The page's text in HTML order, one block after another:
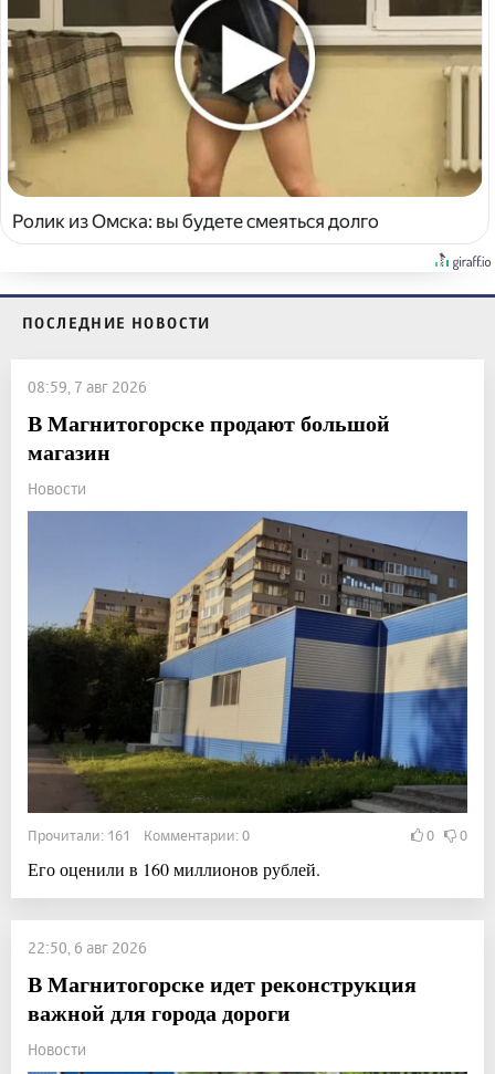
Ролик из Омска: вы будете смеяться долго
ПОСЛЕДНИЕ НОВОСТИ
08:59, 7 авг 2026
В Магнитогорске продают большой
магазин
Новости
Прочитали: 161 Комментарии: 0 0 0
Его оценили в 160 миллионов рублей.
22:50, 6 авг 2026
В Магнитогорске идет реконструкция
важной для города дороги
Новости